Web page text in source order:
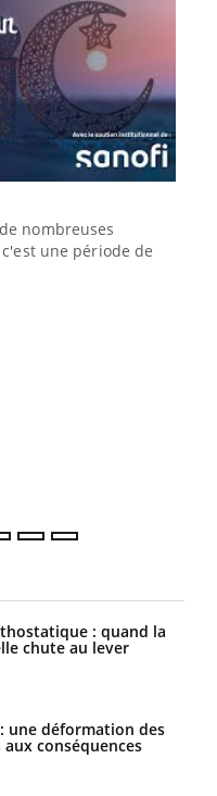
nombreuses
une période de
: quand la
chute au lever
une déformation des
conséquences